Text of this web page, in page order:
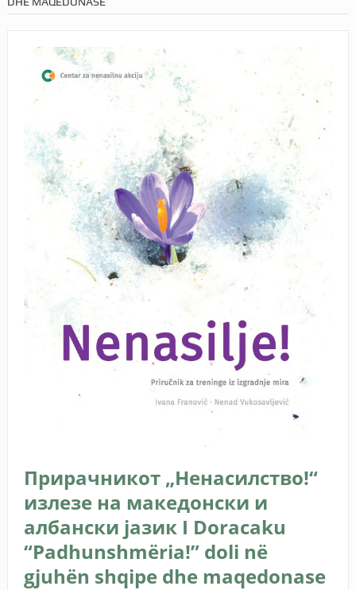
Прирачникот „Ненасилство!“
излезе на македонски и
албански јазик I Doracaku
“Padhunshmëria!” doli në
gjuhën shqipe dhe maqedonase